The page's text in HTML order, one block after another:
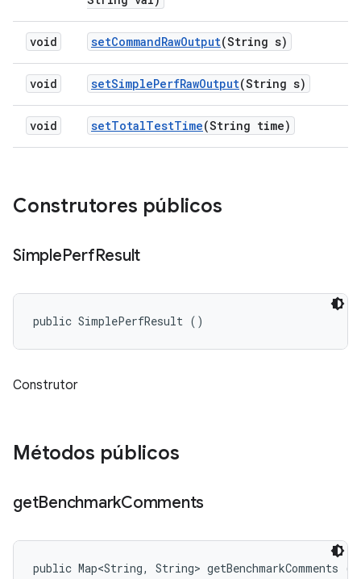
void setCommandRawOutput(String s)
void setSimplePerfRawOutput(String s)
void setTotalTestTime(String time)
Construtores públicos
SimplePerfResult
public SimplePerfResult ()
Construtor
Métodos públicos
getBenchmarkComments
public Map<String, String> getBenchmarkComments ()